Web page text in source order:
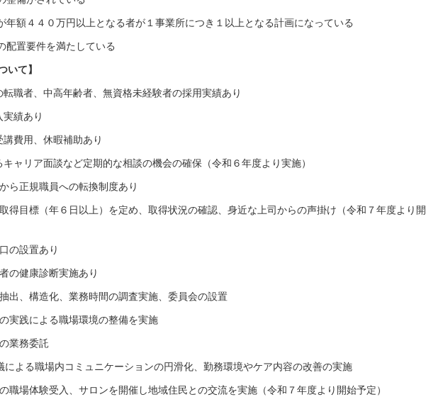
年額４４０万円以上となる者が１事業所につき１以上となる計画になっている
配置要件を満たしている
いて】
職者、中高年齢者、無資格未経験者の採用実績あり
績あり
費用、休暇補助あり
ャリア面談など定期的な相談の機会の確保（令和６年度より実施）
ら正規職員への転換制度あり
目標（年６日以上）を定め、取得状況の確認、身近な上司からの声掛け（令和７年度より開
の設置あり
の健康診断実施あり
出、構造化、業務時間の調査実施、委員会の設置
実践による職場環境の整備を実施
業務委託
よる職場内コミュニケーションの円滑化、勤務環境やケア内容の改善の実施
場体験受入、サロンを開催し地域住民との交流を実施（令和７年度より開始予定）